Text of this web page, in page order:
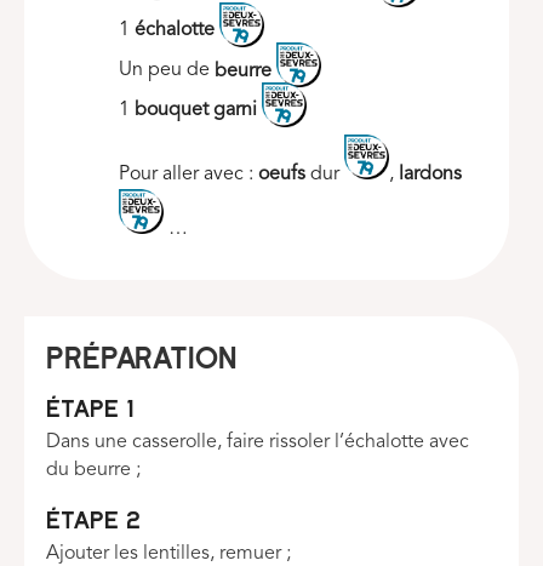
Préparation
Étape 1
Dans une casserolle, faire rissoler l’échalotte avec
du beurre ;
Étape 2
Ajouter les lentilles, remuer ;
1 échalotte
Un peu de beurre
1 bouquet garni
Pour aller avec : oeufs dur , lardons
…